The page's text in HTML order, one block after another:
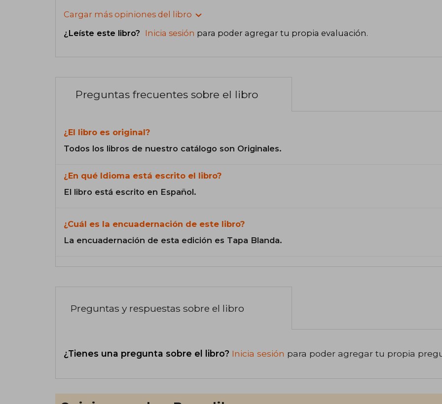
Cargar más opiniones del libro
¿Leíste este libro? Inicia sesión para poder agregar tu propia evaluación.
Preguntas frecuentes sobre el libro
¿El libro es original?
Todos los libros de nuestro catálogo son Originales.
¿En qué Idioma está escrito el libro?
El libro está escrito en Español.
¿Cuál es la encuadernación de este libro?
La encuadernación de esta edición es Tapa Blanda.
Preguntas y respuestas sobre el libro
¿Tienes una pregunta sobre el libro? Inicia sesión para poder agregar tu propia